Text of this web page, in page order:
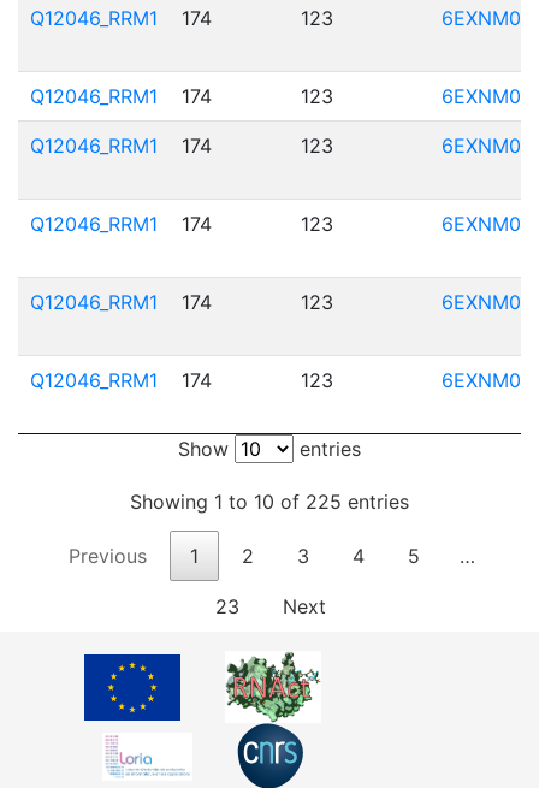
Q12046_RRM1 174 123 6EXNM01
Q12046_RRM1 174 123 6EXNM01
Q12046_RRM1 174 123 6EXNM01
Q12046_RRM1 174 123 6EXNM01
Q12046_RRM1 174 123 6EXNM01
Q12046_RRM1 174 123 6EXNM01
Show entries
Showing 1 to 10 of 225 entries
Previous 1 2 3 4 5 …
23 Next